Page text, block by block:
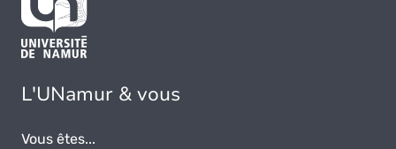
L'UNamur & vous
Vous êtes...